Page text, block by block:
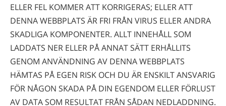
ELLER FEL KOMMER ATT KORRIGERAS; ELLER ATT
DENNA WEBBPLATS ÄR FRI FRÅN VIRUS ELLER ANDRA
SKADLIGA KOMPONENTER. ALLT INNEHÅLL SOM
LADDATS NER ELLER PÅ ANNAT SÄTT ERHÅLLITS
GENOM ANVÄNDNING AV DENNA WEBBPLATS
HÄMTAS PÅ EGEN RISK OCH DU ÄR ENSKILT ANSVARIG
FÖR NÅGON SKADA PÅ DIN EGENDOM ELLER FÖRLUST
AV DATA SOM RESULTAT FRÅN SÅDAN NEDLADDNING.